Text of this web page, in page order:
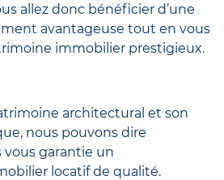
allez donc bénéficier d’une
avantageuse tout en vous
immobilier prestigieux.
architectural et son
nous pouvons dire
vous garantie un
locatif de qualité.